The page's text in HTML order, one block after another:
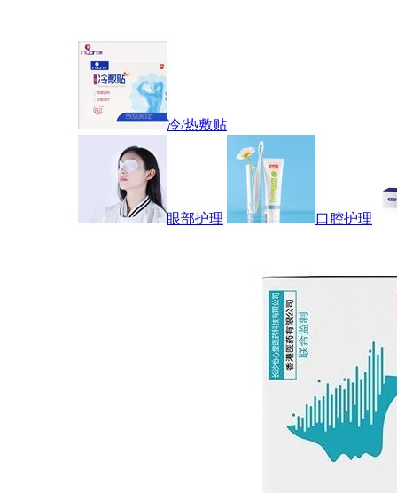
冷/热敷贴
眼部护理 口腔护理